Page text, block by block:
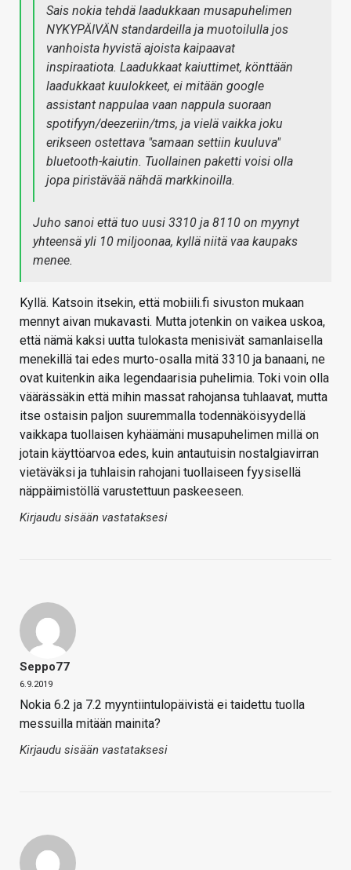
Sais nokia tehdä laadukkaan musapuhelimen
NYKYPÄIVÄN standardeilla ja muotoilulla jos
vanhoista hyvistä ajoista kaipaavat
inspiraatiota. Laadukkaat kaiuttimet, könttään
laadukkaat kuulokkeet, ei mitään google
assistant nappulaa vaan nappula suoraan
spotifyyn/deezeriin/tms, ja vielä vaikka joku
erikseen ostettava "samaan settiin kuuluva"
bluetooth-kaiutin. Tuollainen paketti voisi olla
jopa piristävää nähdä markkinoilla.
Juho sanoi että tuo uusi 3310 ja 8110 on myynyt
yhteensä yli 10 miljoonaa, kyllä niitä vaa kaupaks
menee.
Kyllä. Katsoin itsekin, että mobiili.fi sivuston mukaan
mennyt aivan mukavasti. Mutta jotenkin on vaikea uskoa,
että nämä kaksi uutta tulokasta menisivät samanlaisella
menekillä tai edes murto-osalla mitä 3310 ja banaani, ne
ovat kuitenkin aika legendaarisia puhelimia. Toki voin olla
väärässäkin että mihin massat rahojansa tuhlaavat, mutta
itse ostaisin paljon suuremmalla todennäköisyydellä
vaikkapa tuollaisen kyhäämäni musapuhelimen millä on
jotain käyttöarvoa edes, kuin antautuisin nostalgiavirran
vietäväksi ja tuhlaisin rahojani tuollaiseen fyysisellä
näppäimistöllä varustettuun paskeeseen.
Kirjaudu sisään vastataksesi
Seppo77
6.9.2019
Nokia 6.2 ja 7.2 myyntiintulopäivistä ei taidettu tuolla
messuilla mitään mainita?
Kirjaudu sisään vastataksesi